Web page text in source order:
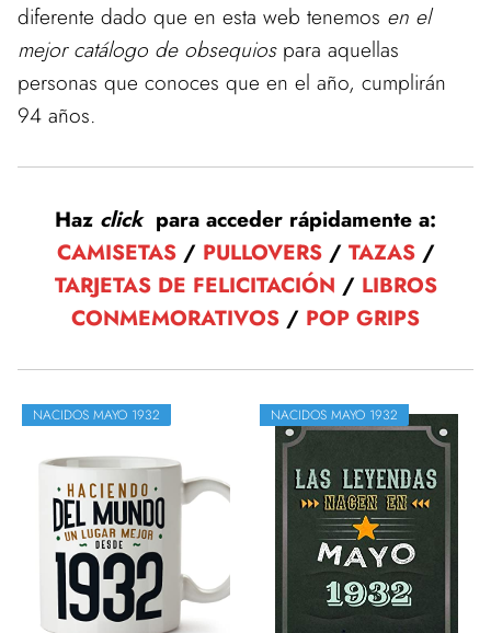
diferente dado que en esta web tenemos en el
mejor catálogo de obsequiospara aquellas
personas que conoces que en el año, cumplirán
94 años.
Haz click para acceder rápidamente a:
CAMISETAS/ PULLOVERS/ TAZAS/
TARJETAS DE FELICITACIÓN / LIBROS
CONMEMORATIVOS / POP GRIPS
NACIDOS MAYO 1932 NACIDOS MAYO 1932